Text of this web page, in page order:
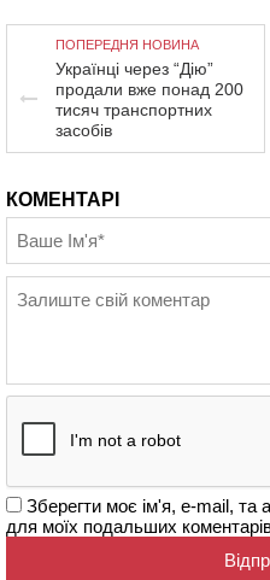
ПОПЕРЕДНЯ НОВИНА
Українці через “Дію”
продали вже понад 200
тисяч транспортних
засобів
КОМЕНТАРІ
Зберегти моє ім'я, e-mail, та
для моїх подальших